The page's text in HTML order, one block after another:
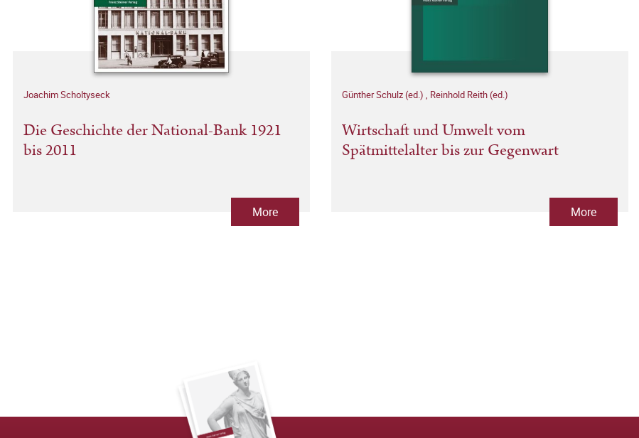
Joachim Scholtyseck
Die Geschichte der National-Bank 1921
bis 2011
More
Günther Schulz (ed.) , Reinhold Reith (ed.)
Wirtschaft und Umwelt vom
Spätmittelalter bis zur Gegenwart
More